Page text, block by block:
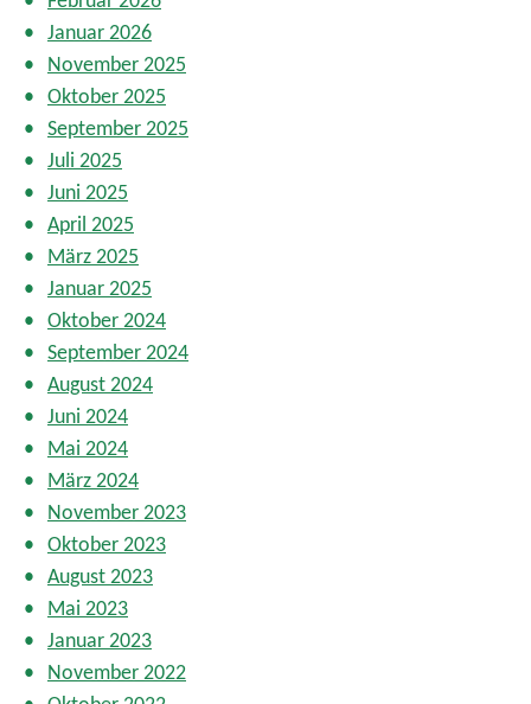
ä
g
e
Januar 2026
November 2025
Oktober 2025
September 2025
Juli 2025
Juni 2025
April 2025
März 2025
Januar 2025
Oktober 2024
September 2024
August 2024
Juni 2024
Mai 2024
März 2024
November 2023
Oktober 2023
August 2023
Mai 2023
Januar 2023
November 2022